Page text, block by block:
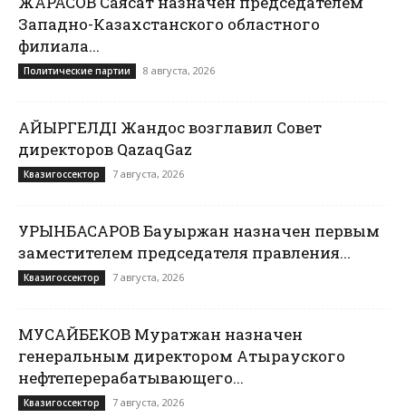
Западно-Казахстанского областного
филиала...
Политические партии 8 августа, 2026
ҚАЙЫРГЕЛДІ Жандос возглавил Совет
директоров QazaqGaz
Квазигоссектор 7 августа, 2026
УРЫНБАСАРОВ Бауыржан назначен первым
заместителем председателя правления...
Квазигоссектор 7 августа, 2026
МУСАЙБЕКОВ Муратжан назначен
генеральным директором Атырауского
нефтеперерабатывающего...
Квазигоссектор 7 августа, 2026